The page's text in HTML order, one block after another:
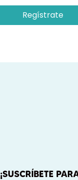
Regístrate
¡SUSCRÍBETE